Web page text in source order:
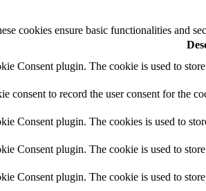
cookies ensure basic functionalities and
Consent plugin. The cookie is used to
consent to record the user consent for the
Consent plugin. The cookies is used to
Consent plugin. The cookie is used to
Consent plugin. The cookie is used to